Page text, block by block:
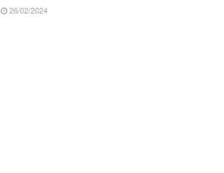
26/02/2024